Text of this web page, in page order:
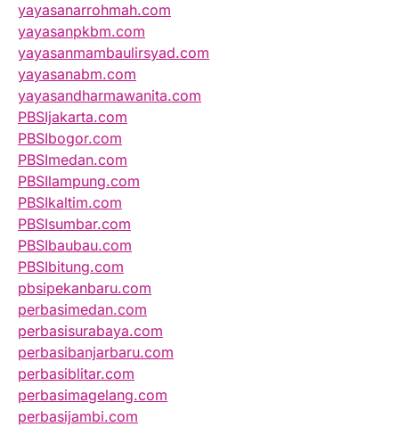
yayasanarrohmah.com
yayasanpkbm.com
yayasanmambaulirsyad.com
yayasanabm.com
yayasandharmawanita.com
PBSIjakarta.com
PBSIbogor.com
PBSImedan.com
PBSIlampung.com
PBSIkaltim.com
PBSIsumbar.com
PBSIbaubau.com
PBSIbitung.com
pbsipekanbaru.com
perbasimedan.com
perbasisurabaya.com
perbasibanjarbaru.com
perbasiblitar.com
perbasimagelang.com
perbasijambi.com